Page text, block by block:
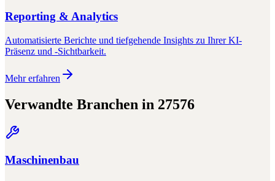
Reporting & Analytics
Automatisierte Berichte und tiefgehende Insights zu Ihrer KI-
Präsenz und -Sichtbarkeit.
Mehr erfahren
Verwandte Branchen in 27576
Maschinenbau